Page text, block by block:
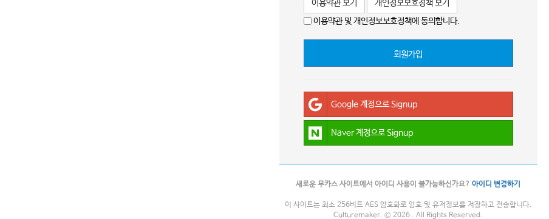
이용약관 보기
개인정보보호정책 보기
이용약관 및 개인정보보호정책에 동의합니다.
회원가입
Google 계정으로 Signup
Naver 계정으로 Signup
새로운 무카스 사이트에서 아이디 사용이 불가능하신가요? 아이디 변경하기
이 사이트는 최소 256비트 AES 암호화로 암호 및 유저정보를 저장하고 전송합니다.
Culturemaker. © 2026 . All Rights Reserved.